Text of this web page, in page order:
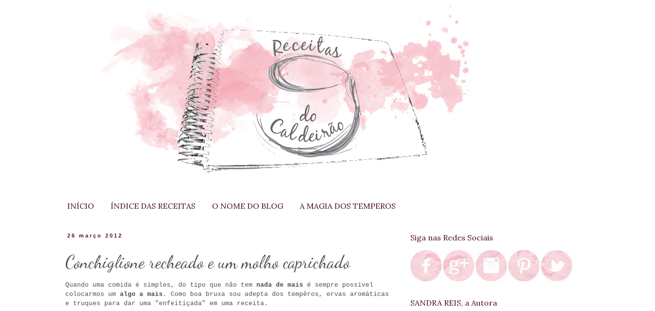
INÍCIO ÍNDICE DAS RECEITAS O NOME DO BLOG A MAGIA DOS TEMPEROS
26 março 2012
Conchiglione recheado e um molho caprichado
Quando uma comida é simples, do tipo que não tem nada de mais é sempre possível
colocarmos um algo a mais . Como boa bruxa sou adepta dos tempêros, ervas aromáticas
e truques para dar uma "enfeitiçada" em uma receita.
Siga nas Redes Sociais
SANDRA REIS, a Autora